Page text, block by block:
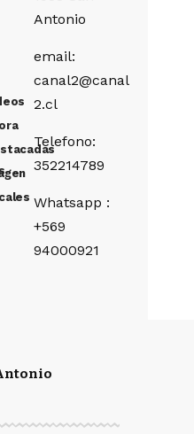
Antonio
email:
canal2@canal
2.cl
Telefono:
352214789
Whatsapp :
+569
94000921